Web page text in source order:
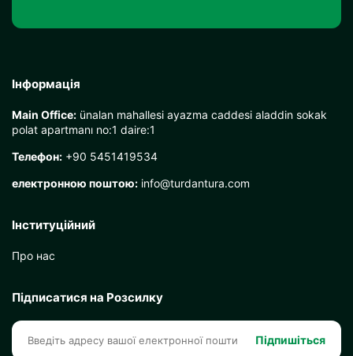
Інформація
Main Office: ünalan mahallesi ayazma caddesi aladdin sokak
polat apartmanı no:1 daire:1
Телефон: +90 5451419534
електронною поштою: info@turdantura.com
Інституційний
Про нас
Підписатися на Розсилку
Підпишіться